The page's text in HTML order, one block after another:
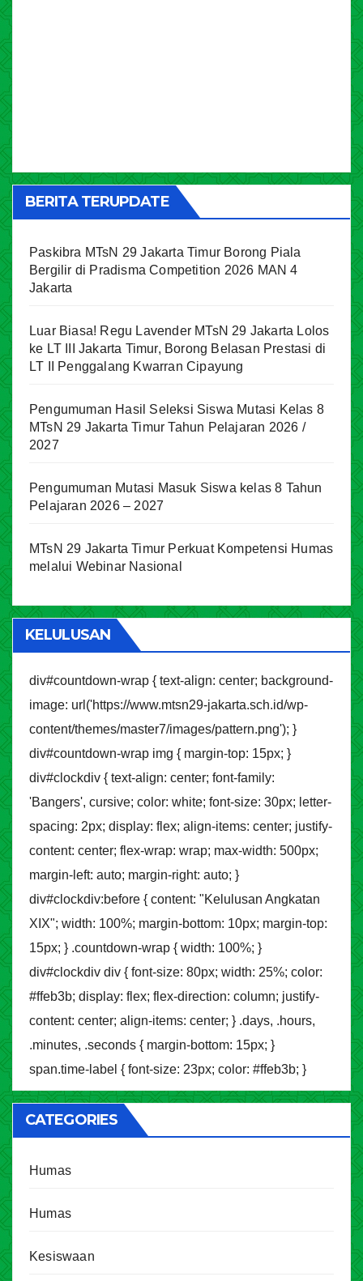
BERITA TERUPDATE
Paskibra MTsN 29 Jakarta Timur Borong Piala
Bergilir di Pradisma Competition 2026 MAN 4
Jakarta
Luar Biasa! Regu Lavender MTsN 29 Jakarta Lolos
ke LT III Jakarta Timur, Borong Belasan Prestasi di
LT II Penggalang Kwarran Cipayung
Pengumuman Hasil Seleksi Siswa Mutasi Kelas 8
MTsN 29 Jakarta Timur Tahun Pelajaran 2026 /
2027
Pengumuman Mutasi Masuk Siswa kelas 8 Tahun
Pelajaran 2026 – 2027
MTsN 29 Jakarta Timur Perkuat Kompetensi Humas
melalui Webinar Nasional
KELULUSAN
div#countdown-wrap { text-align: center; background-
image: url('https://www.mtsn29-jakarta.sch.id/wp-
content/themes/master7/images/pattern.png'); }
div#countdown-wrap img { margin-top: 15px; }
div#clockdiv { text-align: center; font-family:
'Bangers', cursive; color: white; font-size: 30px; letter-
spacing: 2px; display: flex; align-items: center; justify-
content: center; flex-wrap: wrap; max-width: 500px;
margin-left: auto; margin-right: auto; }
div#clockdiv:before { content: "Kelulusan Angkatan
XIX"; width: 100%; margin-bottom: 10px; margin-top:
15px; } .countdown-wrap { width: 100%; }
div#clockdiv div { font-size: 80px; width: 25%; color:
#ffeb3b; display: flex; flex-direction: column; justify-
content: center; align-items: center; } .days, .hours,
.minutes, .seconds { margin-bottom: 15px; }
span.time-label { font-size: 23px; color: #ffeb3b; }
CATEGORIES
Humas
Humas
Kesiswaan